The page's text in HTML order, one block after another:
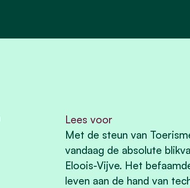
Lees voor
Met de steun van
vandaag de absolute
Eloois-Vijve. Het
leven aan de hand van